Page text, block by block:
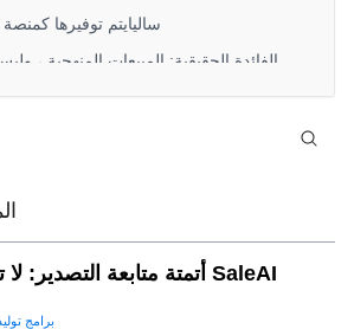
ساليايتم توفيرها
الفائدة الحقيقية: المبيعات المنهجية ،
ملخص: لقد حدث
أتمتة متابعة التصدير: لا تفوت أي صفقة مع SaleAI
برامج